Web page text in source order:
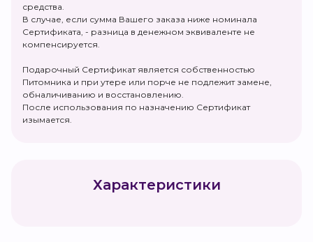
средства.
В случае, если сумма Вашего заказа ниже номинала
Сертификата, - разница в денежном эквиваленте не
компенсируется.
Подарочный Сертификат является собственностью
Питомника и при утере или порче не подлежит замене,
обналичиванию и восстановлению.
После использования по назначению Сертификат
изымается.
Характеристики